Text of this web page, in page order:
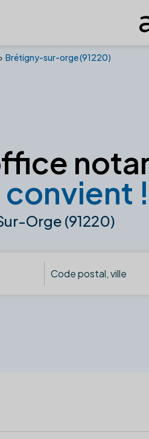
Brétigny-sur-orge (91220)
!
Orge (91220)